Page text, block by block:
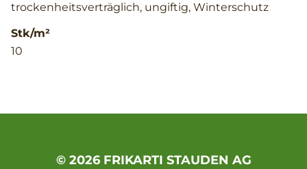
trockenheitsverträglich, ungiftig, Winterschutz
Stk/m²
10
© 2026 FRIKARTI STAUDEN AG